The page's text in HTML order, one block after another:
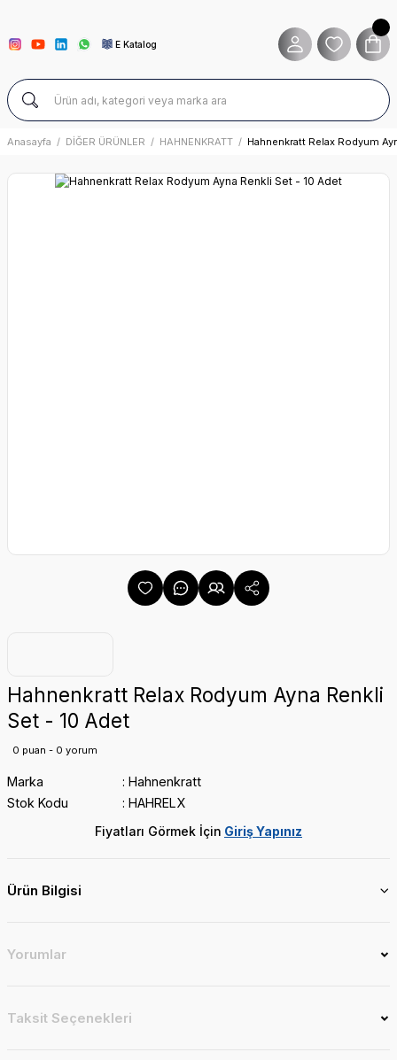
E Katalog
Anasayfa DİĞER ÜRÜNLER HAHNENKRATT Hahnenkratt Relax Rodyum
Hahnenkratt Relax Rodyum Ayna Renkli
Set - 10 Adet
0 puan - 0 yorum
Marka
Hahnenkratt
Stok Kodu
HAHRELX
Fiyatları Görmek İçin Giriş Yapınız
Ürün Bilgisi
Yorumlar
Taksit Seçenekleri